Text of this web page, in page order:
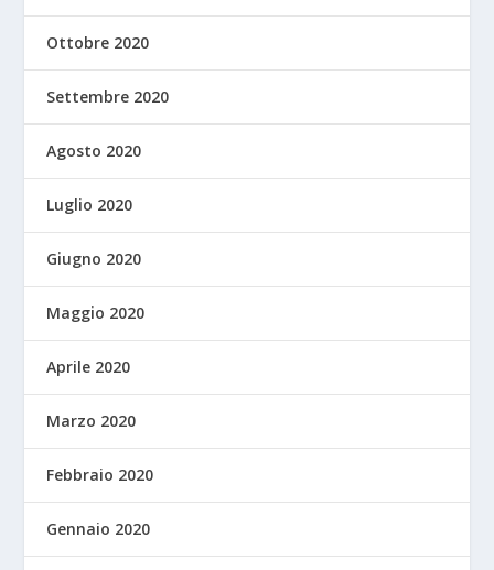
Ottobre 2020
Settembre 2020
Agosto 2020
Luglio 2020
Giugno 2020
Maggio 2020
Aprile 2020
Marzo 2020
Febbraio 2020
Gennaio 2020